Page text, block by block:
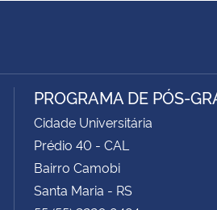
PROGRAMA DE PÓS-
Cidade Universitária
Prédio 40 - CAL
Bairro Camobi
Santa Maria - RS